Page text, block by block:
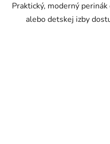
5
Praktický, moderný
alebo detskej izby